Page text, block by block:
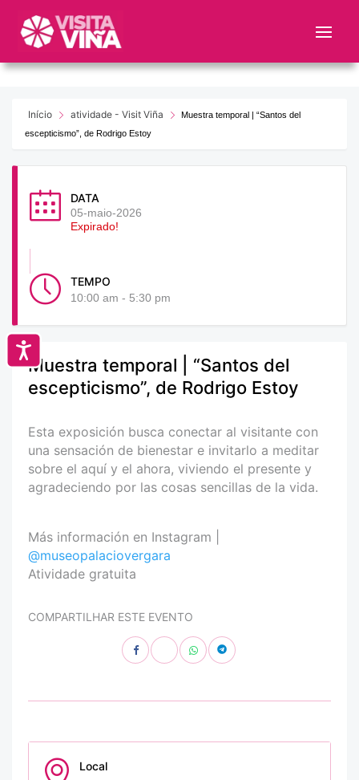
este
web
sistemaInício atividade - Visit Viña
Muestra temporal | “Santos del
escepticismo”, de Rodrigo Estoy
DATA
05-maio-2026
Expirado!
TEMPO
10:00 am - 5:30 pm
Muestra temporal | “Santos del
escepticismo”, de Rodrigo Estoy
Esta exposición busca conectar al visitante con
una sensación de bienestar e invitarlo a meditar
sobre el aquí y el ahora, viviendo el presente y
agradeciendo por las cosas sencillas de la vida.
Más información en Instagram |
@museopalaciovergara
Atividade gratuita
COMPARTILHAR ESTE EVENTO
Local